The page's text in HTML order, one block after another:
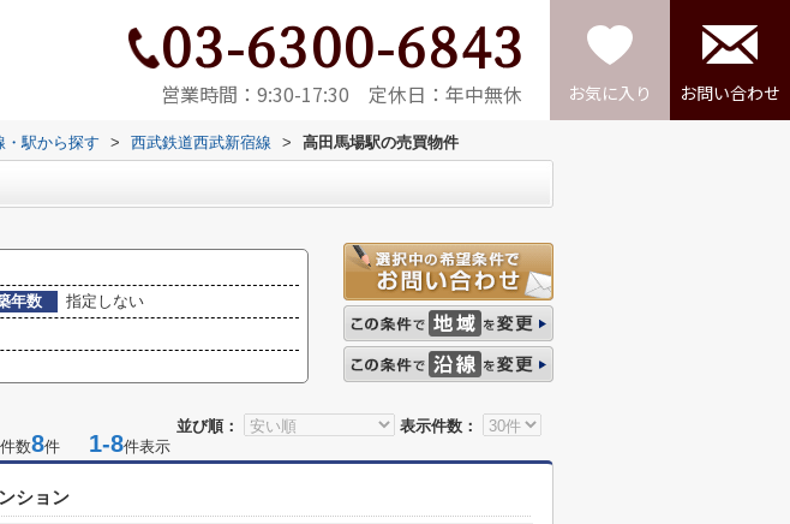
03-6300-6843
営業時間：9:30-17:30 定休日：年中無休 お気に入り お問い合わせ
・駅から探す > 西武鉄道西武新宿線 > 高田馬場駅の売買物件
年数
指定しない
並び順： 表示件数：
数8件 1-8件表示
ション